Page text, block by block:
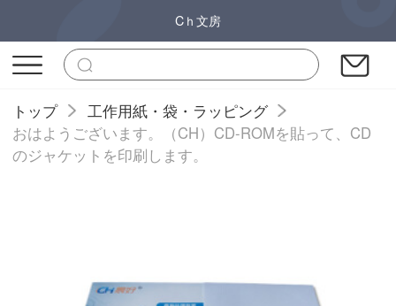
Cｈ文房
トップ
工作用紙・袋・ラッピング
おはようございます。（CH）CD-ROMを貼って、CD
のジャケットを印刷します。